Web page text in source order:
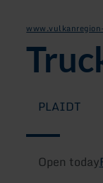
PLAIDT
Open today